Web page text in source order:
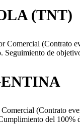
(TNT)
Comercial (Contrato
Seguimiento de
(Contrato
del 100%